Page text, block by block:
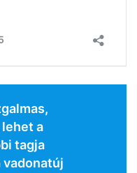
a
tagja
vadonatúj